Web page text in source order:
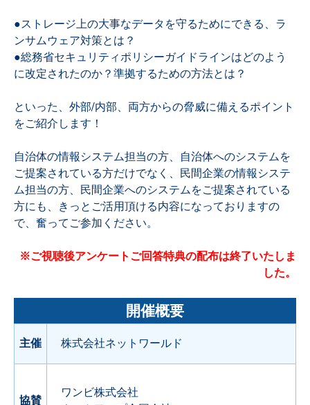
●ストレージ上の大事なデータを守るためにできる、ラ
ンサムウェア対策とは？
●総務省セキュリティポリシーガイドラインはどのよう
に改定されたのか？準拠するための方法とは？
といった、外部/内部、両方からの脅威に備えるポイント
をご紹介します！
自治体の情報システム担当の方、自治体へのシステムを
ご提案されている方だけでなく、民間企業の情報システ
ム担当の方、民間企業へのシステムをご提案されている
方にも、きっとご活用頂ける内容になっておりますの
で、奮ってご参加ください。
※ご視聴後アンケートご回答特典の配布は終了いたしま
した。
開催概要
主催 株式会社ネットワールド
協賛
ワンビ株式会社